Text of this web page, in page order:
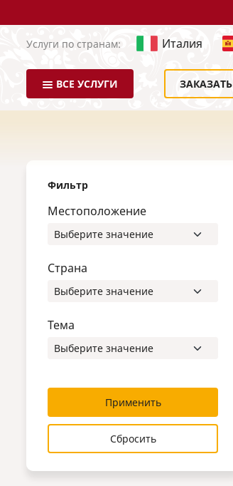
Услуги по странам: Италия
ВСЕ УСЛУГИ ЗАКАЗАТЬ
Фильтр
Местоположение
Страна
Тема
Применить
Сбросить